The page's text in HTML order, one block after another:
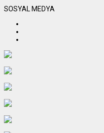
SOSYAL MEDYA